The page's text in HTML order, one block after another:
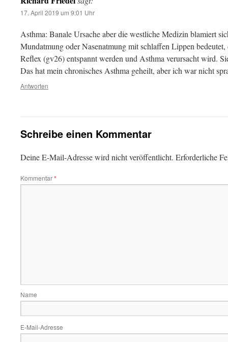
17. April 2019 um 9:01 Uhr
Asthma: Banale Ursache aber die westliche Medizin blamiert
Mundatmung oder Nasenatmung mit schlaffen Lippen
Reflex (gv26) entspannt werden und Asthma verursacht wird.
Das hat mein chronisches Asthma geheilt, aber ich war nicht
Antworten
Schreibe einen Kommentar
Deine E-Mail-Adresse wird nicht veröffentlicht. Erforderliche
Kommentar*
Name
E-Mail-Adresse